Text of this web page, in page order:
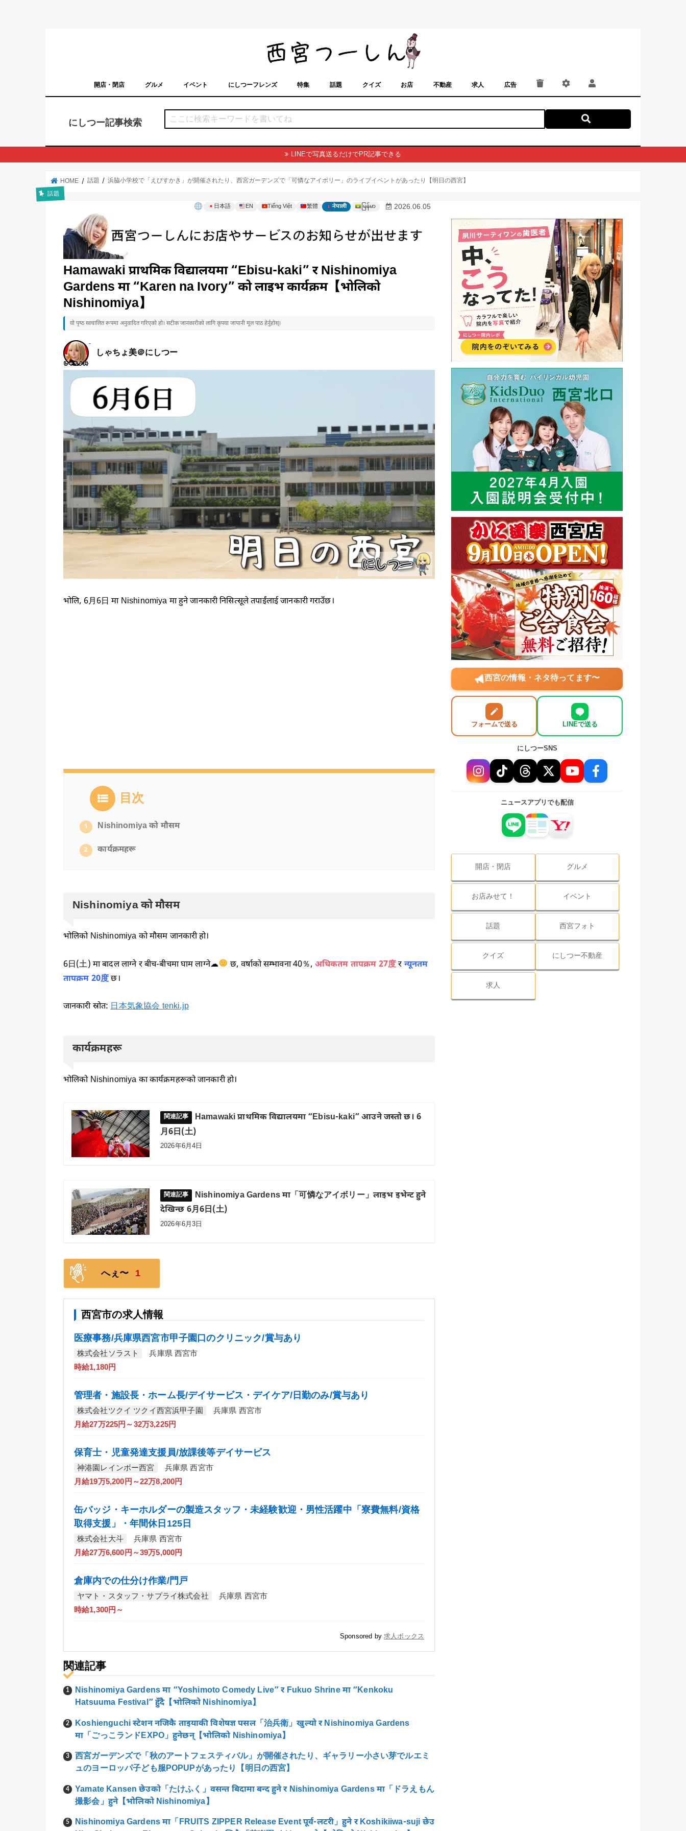
開店・閉店 グルメ イベント にしつーフレンズ 特集 話題 クイズ お店 不動産 求人 広告
にしつー記事検索
LINEで写真送るだけでPR記事できる
HOME 話題 浜脇小学校で「えびすかき」が開催されたり、西宮ガーデンズで「可憐なアイボリー」のライブイベントがあったり【明日の西宮】
話題
日本語 EN Tiếng Việt 繁體 नेपाली မြန်မာ 2026.06.05
Hamawaki प्राथमिक विद्यालयमा “Ebisu-kaki” र Nishinomiya
Gardens मा “Karen na Ivory” को लाइभ कार्यक्रम【भोलिको
Nishinomiya】
यो पृष्ठ स्वचालित रूपमा अनुवादित गरिएको हो। सटीक जानकारीको लागि कृपया जापानी मूल पाठ हेर्नुहोस्।
しゃちょ美＠にしつー
भोलि, 6月6日 मा Nishinomiya मा हुने जानकारी निसित्सूले तपाईंलाई जानकारी गराउँछ।
目次
1 Nishinomiya को मौसम
2 कार्यक्रमहरू
Nishinomiya को मौसम
भोलिको Nishinomiya को मौसम जानकारी हो।
6日(土) मा बादल लाग्ने र बीच-बीचमा घाम लाग्ने☁ छ, वर्षाको सम्भावना 40％, अधिकतम तापक्रम 27度र न्यूनतम
तापक्रम 20度छ।
जानकारी स्रोत:日本気象協会 tenki.jp
कार्यक्रमहरू
भोलिको Nishinomiya का कार्यक्रमहरूको जानकारी हो।
Hamawaki प्राथमिक विद्यालयमा “Ebisu-kaki” आउने जस्तो छ। 6
月6日(土)
2026年6月4日
Nishinomiya Gardens मा「可憐なアイボリー」लाइभ इभेन्ट हुने
देखिन्छ 6月6日(土)
2026年6月3日
へぇ〜 1
西宮市の求人情報
医療事務/兵庫県西宮市甲子園口のクリニック/賞与あり
株式会社ソラスト
兵庫県 西宮市
時給1,180円
管理者・施設長・ホーム長/デイサービス・デイケア/日勤のみ/賞与あり
株式会社ツクイ ツクイ西宮浜甲子園
兵庫県 西宮市
月給27万225円～32万3,225円
保育士・児童発達支援員/放課後等デイサービス
神港園レインボー西宮
兵庫県 西宮市
月給19万5,200円～22万8,200円
缶バッジ・キーホルダーの製造スタッフ・未経験歓迎・男性活躍中「寮費無料/資格
取得支援」・年間休日125日
株式会社大斗
兵庫県 西宮市
月給27万6,600円～39万5,000円
倉庫内での仕分け作業/門戸
ヤマト・スタッフ・サプライ株式会社
兵庫県 西宮市
時給1,300円～
Sponsored by求人ボックス
関連記事
Nishinomiya Gardens मा “Yoshimoto Comedy Live” र Fukuo Shrine मा “Kenkoku
Hatsuuma Festival” हुँदै【भोलिको Nishinomiya】
Koshienguchi स्टेशन नजिकै ताइयाकी विशेषज्ञ पसल「治兵衛」खुल्यो र Nishinomiya Gardens
मा「ごっこランドEXPO」हुनेछन्【भोलिको Nishinomiya】
西宮ガーデンズで「秋のアートフェスティバル」が開催されたり、ギャラリー小さい芽でルエミ
ュのヨーロッパ子ども服POPUPがあったり【明日の西宮】
Yamate Kansen छेउको「たけふく」वसन्त बिदामा बन्द हुने र Nishinomiya Gardens मा「ドラえもん
撮影会」हुने【भोलिको Nishinomiya】
Nishinomiya Gardens मा「FRUITS ZIPPER Release Event पूर्व-लटरी」हुने र Koshikiiwa-suji छेउ
西宮の情報・ネタ待ってます〜
フォームで送る LINEで送る
にしつーSNS
ニュースアプリでも配信
開店・閉店 グルメ
お店みせて！ イベント
話題 西宮フォト
クイズ にしつー不動産
求人